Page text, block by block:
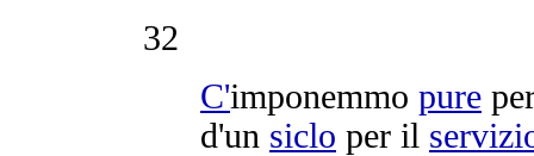
32
C'imponemmo pure
d'un siclo per il